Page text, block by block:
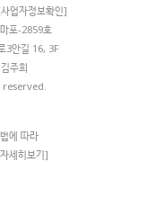
업자정보확인]
포-2859호
3안길 16, 3F
주희
에 따라
세히보기]